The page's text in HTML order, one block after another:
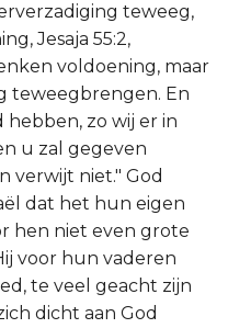
teweeg,
Jesaja 55:2,
voldoening, maar
teweegbrengen. En
zo wij er in
u zal gegeven
verwijt niet." God
dat het hun eigen
hen niet even grote
voor hun vaderen
te veel geacht zijn
dicht aan God